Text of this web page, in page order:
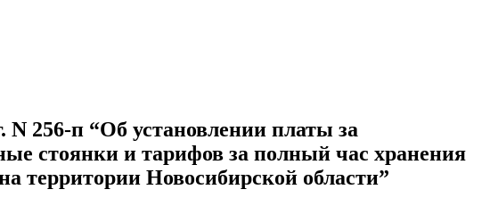
N 256-п “Об установлении платы за
стоянки и тарифов за полный час хранения
территории Новосибирской области”